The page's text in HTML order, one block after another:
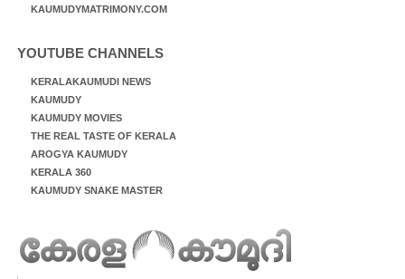
KAUMUDYMATRIMONY.COM
YOUTUBE CHANNELS
KERALAKAUMUDI NEWS
KAUMUDY
KAUMUDY MOVIES
THE REAL TASTE OF KERALA
AROGYA KAUMUDY
KERALA 360
KAUMUDY SNAKE MASTER